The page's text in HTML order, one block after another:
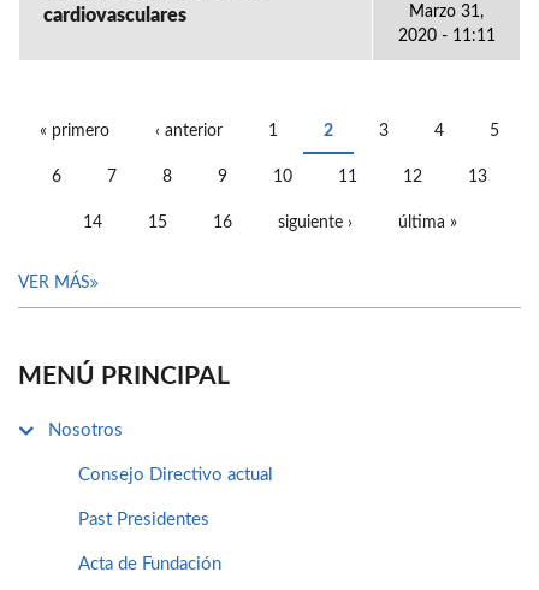
cardiovasculares
Marzo 31,
2020 - 11:11
« primero ‹ anterior 1 2 3 4 5
6 7 8 9 10 11 12 13
14 15 16 siguiente › última »
VER MÁS
MENÚ PRINCIPAL
Nosotros
Consejo Directivo actual
Past Presidentes
Acta de Fundación